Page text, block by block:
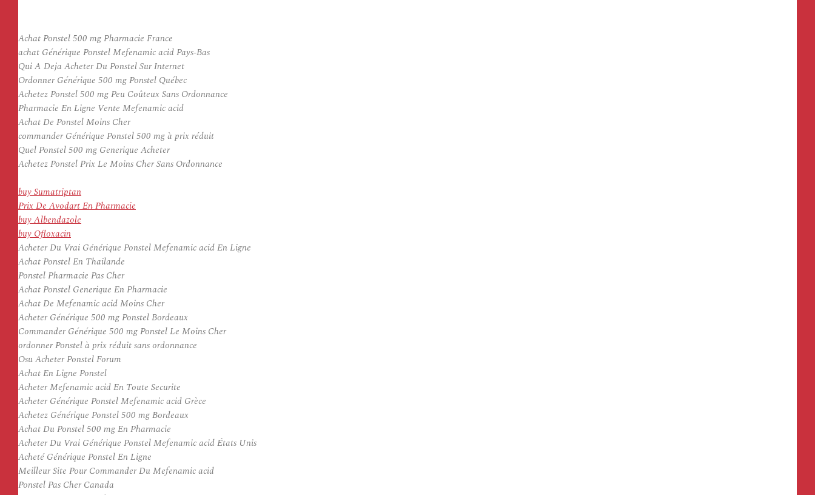
Achat Ponstel 500 mg Pharmacie France
achat Générique Ponstel Mefenamic acid Pays-Bas
Qui A Deja Acheter Du Ponstel Sur Internet
Ordonner Générique 500 mg Ponstel Québec
Achetez Ponstel 500 mg Peu Coûteux Sans Ordonnance
Pharmacie En Ligne Vente Mefenamic acid
Achat De Ponstel Moins Cher
commander Générique Ponstel 500 mg à prix réduit
Quel Ponstel 500 mg Generique Acheter
Achetez Ponstel Prix Le Moins Cher Sans Ordonnance
buy Sumatriptan
Prix De Avodart En Pharmacie
buy Albendazole
buy Ofloxacin
Acheter Du Vrai Générique Ponstel Mefenamic acid En Ligne
Achat Ponstel En Thailande
Ponstel Pharmacie Pas Cher
Achat Ponstel Generique En Pharmacie
Achat De Mefenamic acid Moins Cher
Acheter Générique 500 mg Ponstel Bordeaux
Commander Générique 500 mg Ponstel Le Moins Cher
ordonner Ponstel à prix réduit sans ordonnance
Osu Acheter Ponstel Forum
Achat En Ligne Ponstel
Acheter Mefenamic acid En Toute Securite
Acheter Générique Ponstel Mefenamic acid Grèce
Achetez Générique Ponstel 500 mg Bordeaux
Achat Du Ponstel 500 mg En Pharmacie
Acheter Du Vrai Générique Ponstel Mefenamic acid États Unis
Acheté Générique Ponstel En Ligne
Meilleur Site Pour Commander Du Mefenamic acid
Ponstel Pas Cher Canada